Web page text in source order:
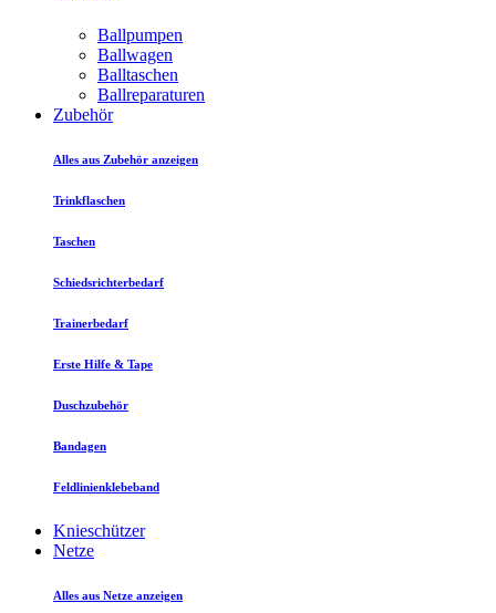
Ballpumpen
Ballwagen
Balltaschen
Ballreparaturen
Zubehör
Alles aus Zubehör anzeigen
Trinkflaschen
Taschen
Schiedsrichterbedarf
Trainerbedarf
Erste Hilfe & Tape
Duschzubehör
Bandagen
Feldlinienklebeband
Knieschützer
Netze
Alles aus Netze anzeigen